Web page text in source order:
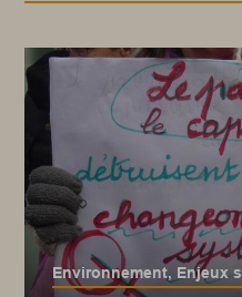
Environnement, Enjeux